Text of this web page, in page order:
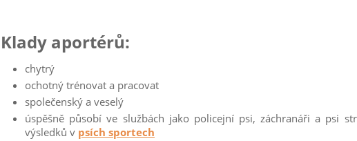
Klady aportérů:
chytrý
ochotný trénovat a pracovat
společenský a veselý
úspěšně působí ve službách jako policejní psi, záchranáři a psi
výsledků v psích sportech